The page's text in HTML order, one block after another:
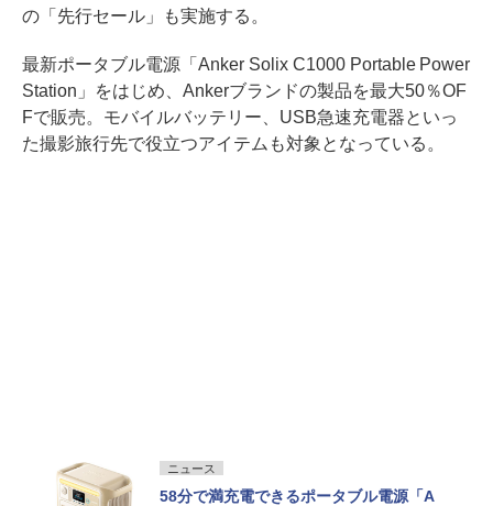
の「先行セール」も実施する。
最新ポータブル電源「Anker Solix C1000 Portable Power
Station」をはじめ、Ankerブランドの製品を最大50％OF
Fで販売。モバイルバッテリー、USB急速充電器といっ
た撮影旅行先で役立つアイテムも対象となっている。
ニュース
58分で満充電できるポータブル電源「A